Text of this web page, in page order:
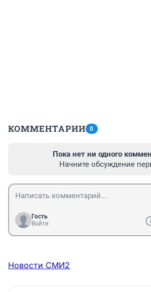
КОММЕНТАРИИ 0
Пока нет ни одного
Начните обсуждение
Гость
Войти
Новости СМИ2